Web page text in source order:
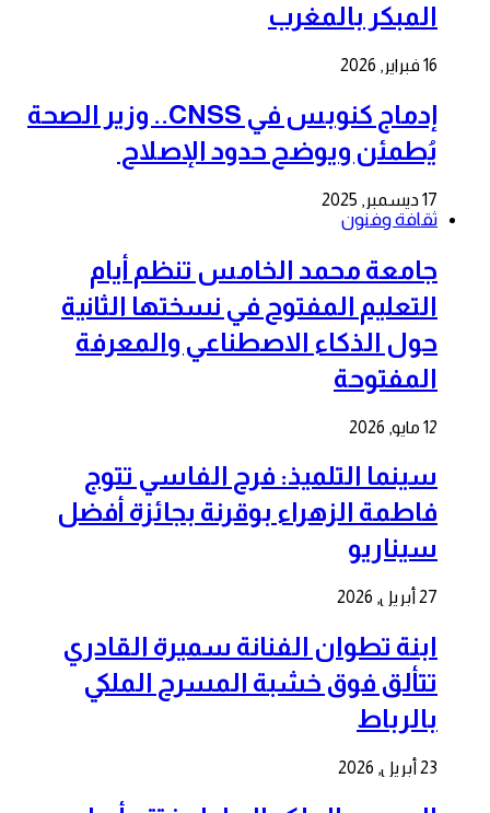
المبكر بالمغرب
16 فبراير, 2026
إدماج كنوبس في CNSS.. وزير الصحة
يُطمئن ويوضح حدود الإصلاح
17 ديسمبر, 2025
ثقافة وفنون
جامعة محمد الخامس تنظم أيام
التعليم المفتوح في نسختها الثانية
حول الذكاء الاصطناعي والمعرفة
المفتوحة
12 مايو, 2026
سينما التلميذ: فرح الفاسي تتوج
فاطمة الزهراء بوقرنة بجائزة أفضل
سيناريو
27 أبريل, 2026
ابنة تطوان الفنانة سميرة القادري
تتألق فوق خشبة المسرح الملكي
بالرباط
23 أبريل, 2026